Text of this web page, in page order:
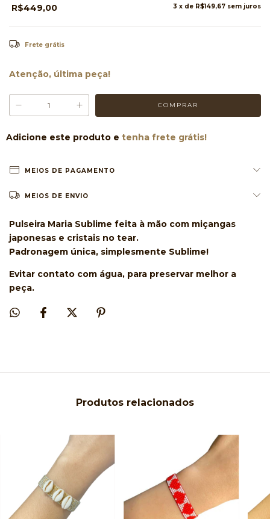
R$449,00 3 x de R$149,67 sem juros
Frete grátis
Atenção, última peça!
Adicione este produto e tenha frete grátis!
MEIOS DE PAGAMENTO
MEIOS DE ENVIO
Pulseira Maria Sublime feita à mão com miçangas
japonesas e cristais no tear.
Padronagem única, simplesmente Sublime!
Evitar contato com água, para preservar melhor a
peça.
Produtos relacionados